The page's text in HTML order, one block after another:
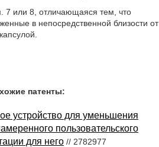
7 или 8, отличающаяся тем, что
в непосредственной близости от
патенты:
устройство для уменьшения
пользовательского
для него // 2782977